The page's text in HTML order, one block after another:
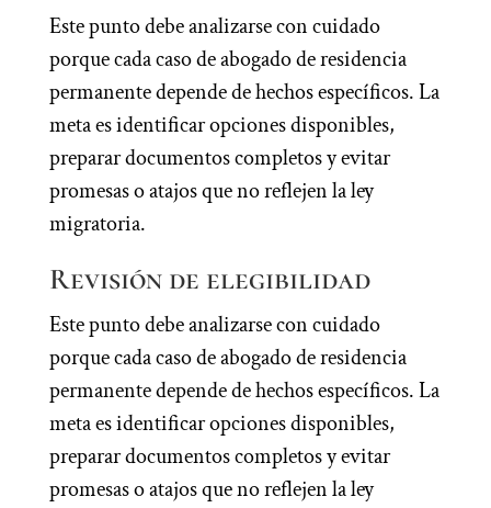
Este punto debe analizarse con cuidado
porque cada caso de abogado de residencia
permanente depende de hechos específicos. La
meta es identificar opciones disponibles,
preparar documentos completos y evitar
promesas o atajos que no reflejen la ley
migratoria.
Revisión de elegibilidad
Este punto debe analizarse con cuidado
porque cada caso de abogado de residencia
permanente depende de hechos específicos. La
meta es identificar opciones disponibles,
preparar documentos completos y evitar
promesas o atajos que no reflejen la ley